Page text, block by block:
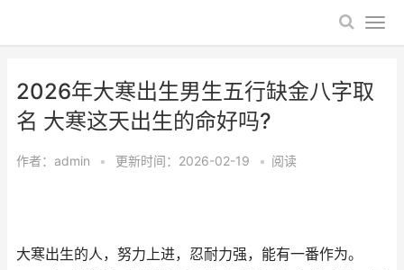
2026年大寒出生男生五行缺金八字取
名 大寒这天出生的命好吗?
作者： admin • 更新时间：2026-02-19 • 阅读
大寒出生的人，努力上进，忍耐力强，能有一番作为。